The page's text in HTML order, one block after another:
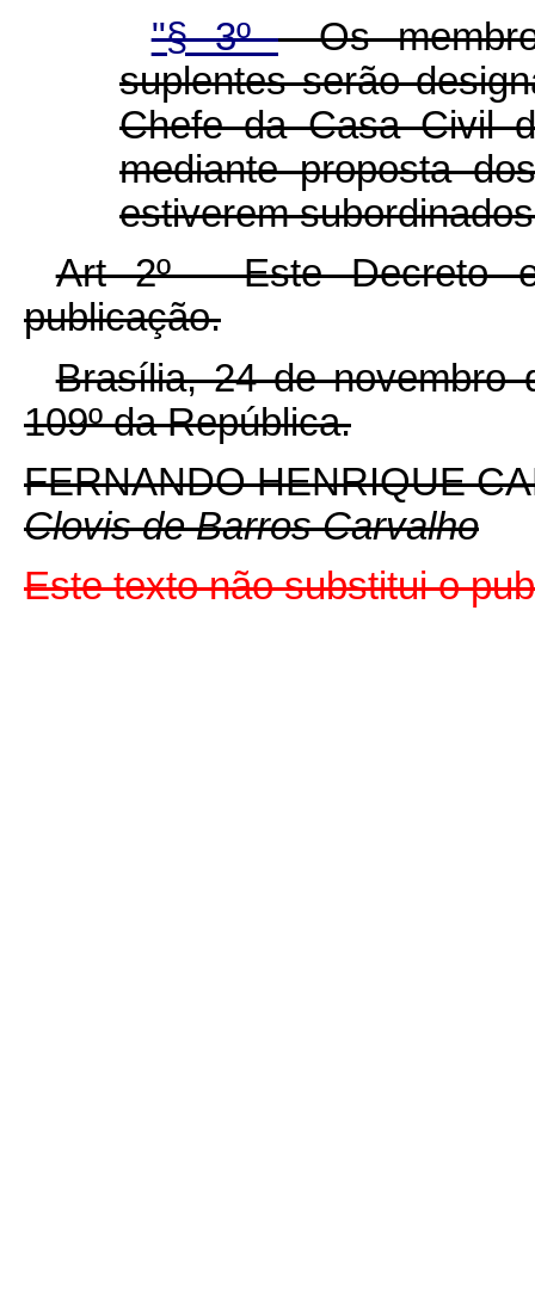
"§ 3º- Os
suplentes serão
Chefe da Casa Civil
mediante proposta
estiverem
Art 2º - Este Decreto
publicação.
Brasília, 24 de novembro
109º da República.
FERNANDO HENRIQUE
Clovis de Barros Carvalho
Este texto não substitui o